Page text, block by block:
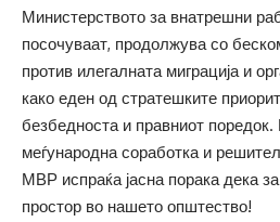
Министерството за внатрешни
посочуваат, продолжува со
против илегалната миграција и
како еден од стратешките
безбедноста и правниот
меѓународна соработка и
МВР испраќа јасна порака дека
простор во нашето општество!